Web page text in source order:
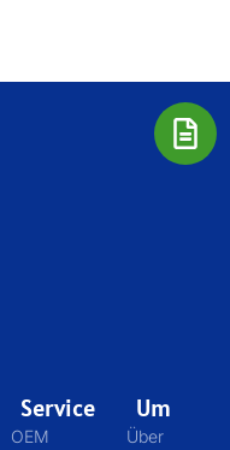
Service
OEM
Um
Über